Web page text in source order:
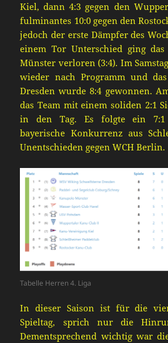
Kiel, dann4:3 gegen den
fulminantes 10:0 gegenden
jedoch der erste Dämpfer des
einem Tor Unterschied ging das
Münster verloren(3:4). Im
wieder nach Programmund das
Dresden wurde 8:4 gewonnen.
das Team mit einem soliden 2:1
in den Tag. Es folgte ein 7:1
bayerische Konkurrenz aus
Unentschieden gegen WCH Berlin.
Tabelle Herren 4. Liga
In dieser Saison ist für die
Spieltag, sprich nur die
Dementsprechend wichtig war